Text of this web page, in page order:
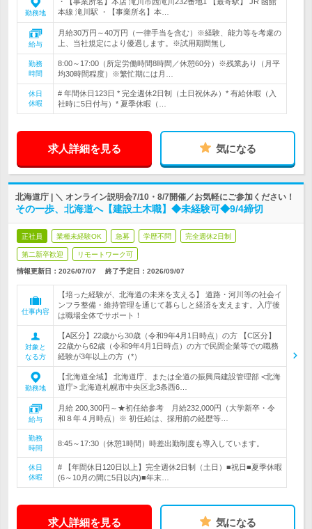
勤務地
本線 滝川駅 ・【事業所名】本…
給与
月給30万円～40万円（一律手当を含む）※経験、能力等を考慮の
上、当社規定により優遇します。※試用期間無し
勤務
時間
8:00～17:00（所定労働時間8時間／休憩60分）※残業あり（月平
均30時間程度）※繁忙期には月…
休日
休暇
# 年間休日123日 * 完全週休2日制（土日祝休み）* 有給休暇（入
社時に5日付与）* 夏季休暇（…
求人詳細を見る 気になる
北海道庁 | ＼ オンライン説明会7/10・8/7開催／お気軽にご参加ください！
その一歩、北海道へ【建設土木職】◆未経験可◆9/4締切
正社員 業種未経験OK 急募 学歴不問 完全週休2日制
第二新卒歓迎 リモートワーク可
情報更新日：2026/07/07 終了予定日： 2026/09/07
仕事内容
【培った経験が、北海道の未来を支える】 道路・河川等の社会イ
ンフラ整備・維持管理を通じて暮らしと経済を支えます。入庁後
は職場全体でサポート！
対象と
なる方
【A区分】22歳から30歳（令和9年4月1日時点）の方 【C区分】
22歳から62歳（令和9年4月1日時点）の方で民間企業等での職務
経験が3年以上の方（*）
勤務地
【北海道全域】 北海道庁、または全道の振興局建設管理部 <北海
道庁> 北海道札幌市中央区北3条西6…
給与
月給 200,300円～★初任給参考 月給232,000円（大学新卒・令
和８年４月時点）※ 初任給は、採用前の経歴等…
勤務
時間
8:45～17:30（休憩1時間）時差出勤制度も導入しています。
休日
休暇
# 【年間休日120日以上】完全週休2日制（土日）■祝日■夏季休暇
(6～10月の間に5日以内)■年末…
求人詳細を見る 気になる